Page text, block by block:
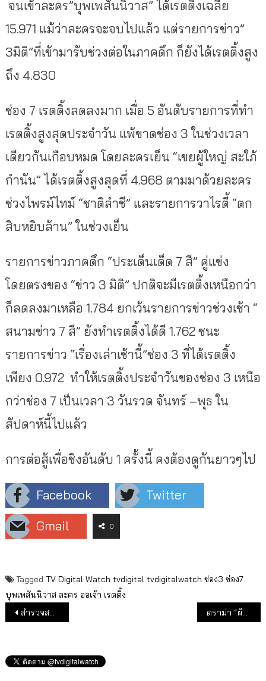
จนเข้าละคร”บุพเพสันนิวาส” ได้เรตติ้งเฉลี่ย
15.971 แม้ว่าละครจะจบไปแล้ว แต่รายการข่าว”
3มิติ”ที่เข้ามารับช่วงต่อในภาคดึก ก็ยังได้เรตติ้งสูง
ถึง 4.830
ช่อง 7 เรตติ้งลดลงมาก เมื่อ 5 อันดับรายการที่ทำ
เรตติ้งสูงสุดประจำวัน แพ้ขาดช่อง 3 ในช่วงเวลา
เดียวกันเกือบหมด โดยละครเย็น “เขยผู้ใหญ่ สะใภ้
กำนัน” ได้เรตติ้งสูงสุดที่ 4.968 ตามมาด้วยละคร
ช่วงไพรม์ไทม์ “ชาติลำชี” และรายการวาไรตี้ “ตก
สิบหยิบล้าน” ในช่วงเย็น
รายการข่าวภาคดึก “ประเด็นเด็ด 7 สี” คู่แข่ง
โดยตรงของ “ข่าว 3 มิติ” ปกติจะมีเรตติ้งเหนือกว่า
ก็ลดลงมาเหลือ 1.784 ยกเว้นรายการข่าวช่วงเช้า “
สนามข่าว 7 สี” ยังทำเรตติ้งได้ดี 1.762 ชนะ
รายการข่าว “เรื่องเล่าเช้านี้”ช่อง 3 ที่ได้เรตติ้ง
เพียง 0.972 ทำให้เรตติ้งประจำวันของช่อง 3 เหนือ
กว่าช่อง 7 เป็นเวลา 3 วันรวด จันทร์ –พุธ ใน
สัปดาห์นี้ไปแล้ว
การต่อสู้เพื่อชิงอันดับ 1 ครั้งนี้ คงต้องดูกันยาวๆไป
Facebook
Twitter
Gmail
0
Tagged TV Digital Watch tvdigital tvdigitalwatch ช่อง3 ช่อง7
บุพเพสันนิวาส ละคร ออเจ้า เรตติ้ง
แนะแนวเรื่อง
สำรวจสถานการณ์ 2 ช่องผู้ท้าชิงเบอร์ 2 : โมโน–เวิร์คพอยท์ ดราม่า “ผีการะเกด”โผล่ &บอลคิงส์คัพ “บุพเพสันนิวาส”เรตติ้งทรงตัว เพิ่มขึ้นจิ๊บๆ 0.011